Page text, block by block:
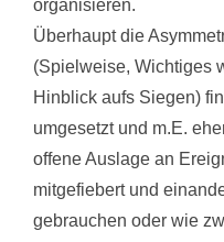
organisieren.
Überhaupt die
(Spielweise, Wichtiges
Hinblick aufs Siegen)
umgesetzt und m.E.
offene Auslage an
mitgefiebert und
gebrauchen oder wie